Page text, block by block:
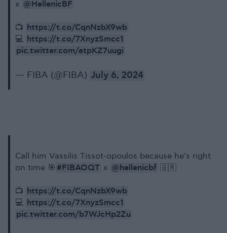
x @HellenicBF
📺 https://t.co/CqnNzbX9wb
💻 https://t.co/7XnyzSmcc1
pic.twitter.com/atpKZ7uugi
— FIBA (@FIBA) July 6, 2024
Call him Vassilis Tissot-opoulos because he's right
on time 🎯 #FIBAOQT x @hellenicbf 🇬🇷
📺 https://t.co/CqnNzbX9wb
💻 https://t.co/7XnyzSmcc1
pic.twitter.com/b7WJcHp2Zu